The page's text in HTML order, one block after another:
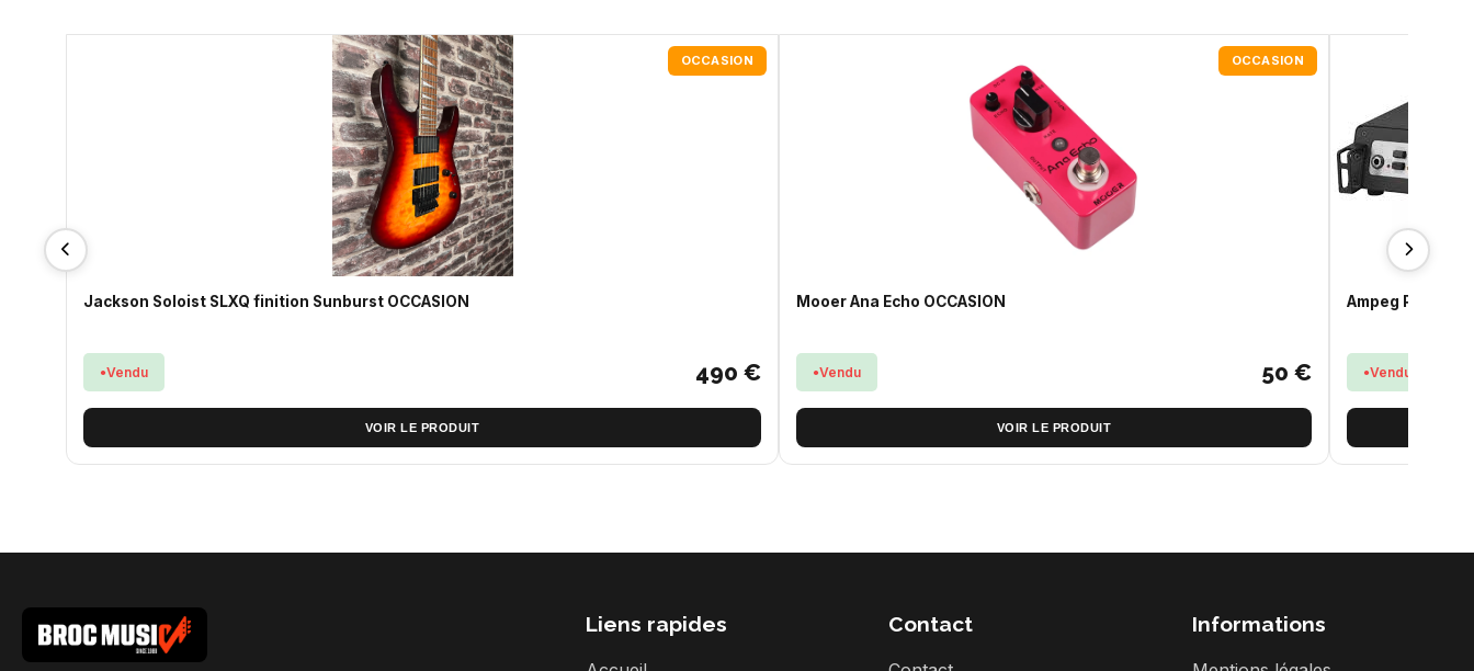
OCCASION
Jackson Soloist SLXQ finition Sunburst OCCASION
Vendu 490 €
VOIR LE PRODUIT
OCCASION
Mooer Ana Echo OCCASION
Vendu 50 €
VOIR LE PRODUIT
Ampeg PF-500
Vendu
Liens rapides Contact Informations